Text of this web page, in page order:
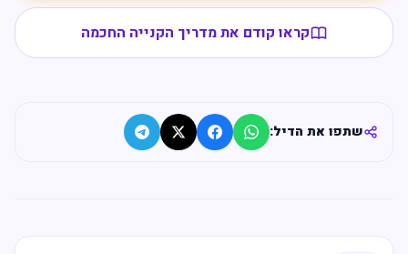
קראו קודם את מדריך הקנייה החכמה
שתפו את הדיל: